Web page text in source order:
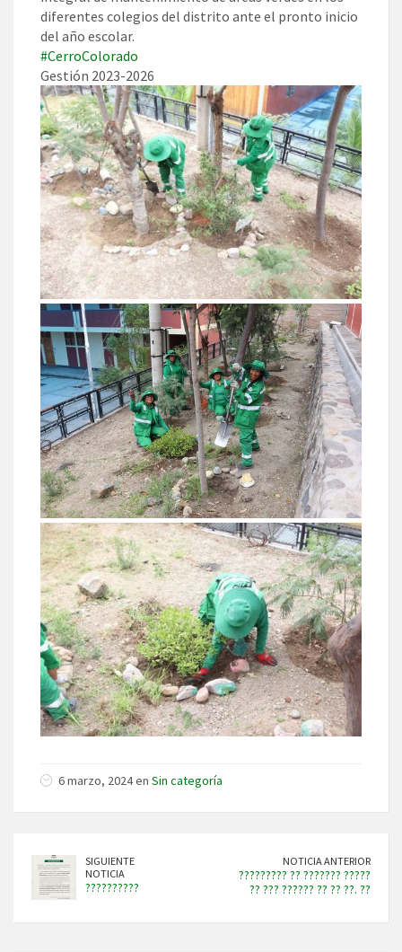
diferentes colegios del distrito ante el pronto inicio
del año escolar.
#CerroColorado
Gestión 2023-2026
6 marzo, 2024 en Sin categoría
SIGUIENTE
NOTICIA
??????????
NOTICIA ANTERIOR
????????? ?? ??????? ?????
?? ??? ?????? ?? ?? ??. ??